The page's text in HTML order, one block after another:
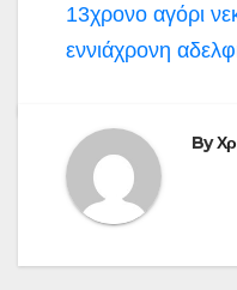
13χρονο αγόρι
εννιάχρονη
By